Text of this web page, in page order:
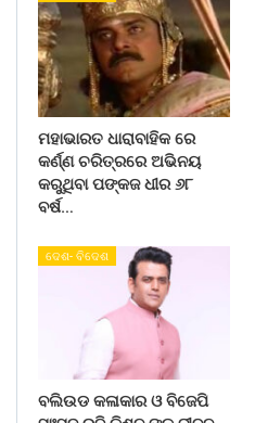
ମହାଭାରତ ଧାରାବାହିକ ରେ
କର୍ଣ୍ଣ ଚରିତ୍ରରେ ଅଭିନୟ
କରୁଥିବା ପଙ୍କଜ ଧୀର ୬୮
ବର୍ଷ…
ଦେଶ- ବିଦେଶ
ବଲିଉଡ କଳାକାର ଓ ବିଜେପି